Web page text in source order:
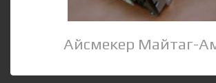
Айсмекер Майтаг-